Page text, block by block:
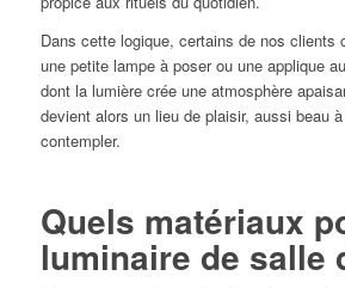
Dans cette logique, certains de nos clients
une petite lampe à poser ou une applique
dont la lumière crée une atmosphère
devient alors un lieu de plaisir, aussi beau à
contempler.
Quels matériaux
luminaire de salle